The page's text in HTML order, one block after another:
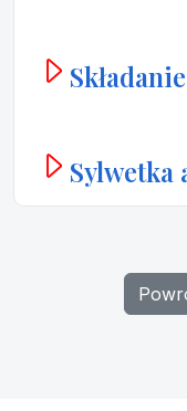
Sylwetka